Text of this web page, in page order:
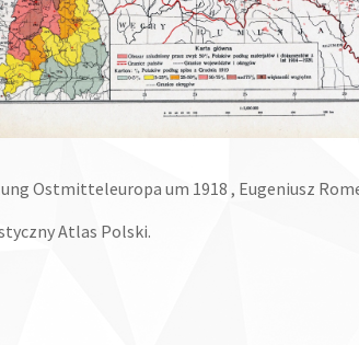
Ostmitteleuropa um 1918 , Eugeniusz
Atlas Polski.